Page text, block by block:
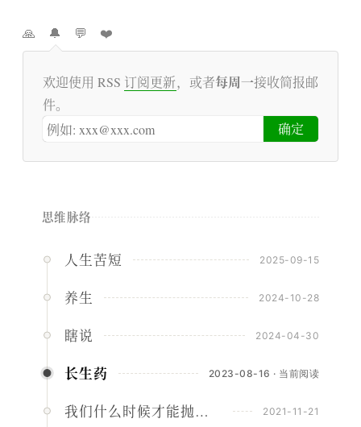
🙏 🔔 💬 ❤️
欢迎使用 RSS 订阅更新，或者每周一接收简报邮
件。
思维脉络
人生苦短 2025-09-15
养生 2024-10-28
瞎说 2024-04-30
长生药 2023-08-16 · 当前阅读
我们什么时候才能抛弃密码 2021-11-21